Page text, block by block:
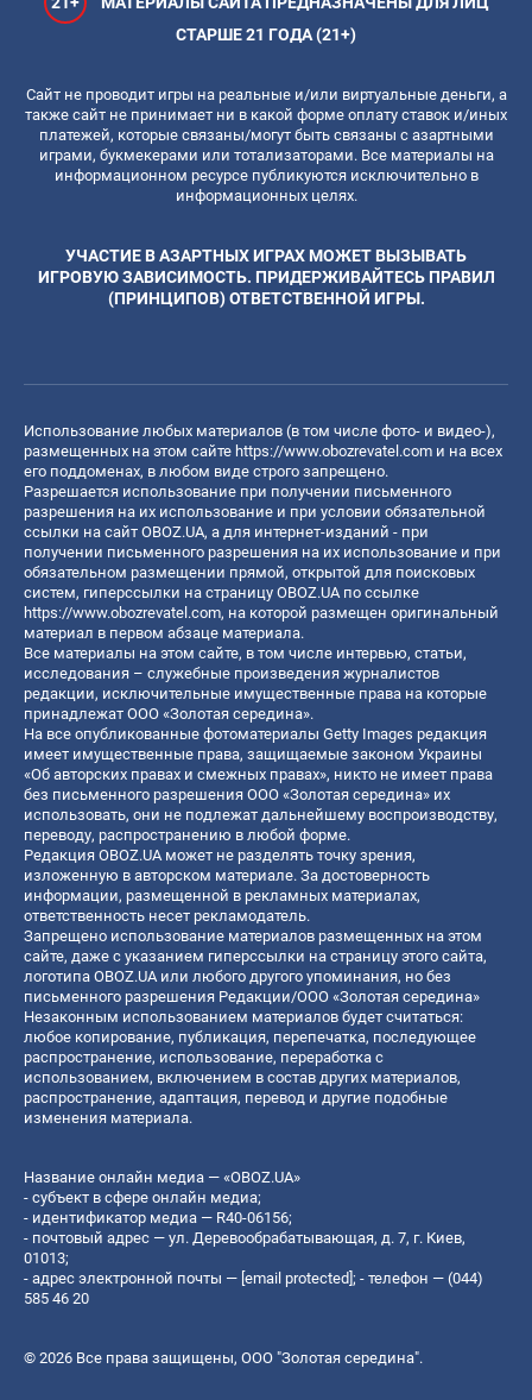
СТАРШЕ 21 ГОДА (21+)
Сайт не проводит игры на реальные и/или виртуальные деньги, а
также сайт не принимает ни в какой форме оплату ставок и/иных
платежей, которые связаны/могут быть связаны с азартными
играми, букмекерами или тотализаторами. Все материалы на
информационном ресурсе публикуются исключительно в
информационных целях.
УЧАСТИЕ В АЗАРТНЫХ ИГРАХ МОЖЕТ ВЫЗЫВАТЬ
ИГРОВУЮ ЗАВИСИМОСТЬ. ПРИДЕРЖИВАЙТЕСЬ ПРАВИЛ
(ПРИНЦИПОВ) ОТВЕТСТВЕННОЙ ИГРЫ.
Использование любых материалов (в том числе фото- и видео-),
размещенных на этом сайте https://www.obozrevatel.com и на всех
его поддоменах, в любом виде строго запрещено.
Разрешается использование при получении письменного
разрешения на их использование и при условии обязательной
ссылки на сайт OBOZ.UA, а для интернет-изданий - при
получении письменного разрешения на их использование и при
обязательном размещении прямой, открытой для поисковых
систем, гиперссылки на страницу OBOZ.UA по ссылке
https://www.obozrevatel.com, на которой размещен оригинальный
материал в первом абзаце материала.
Все материалы на этом сайте, в том числе интервью, статьи,
исследования – служебные произведения журналистов
редакции, исключительные имущественные права на которые
принадлежат ООО «Золотая середина».
На все опубликованные фотоматериалы Getty Images редакция
имеет имущественные права, защищаемые законом Украины
«Об авторских правах и смежных правах», никто не имеет права
без письменного разрешения ООО «Золотая середина» их
использовать, они не подлежат дальнейшему воспроизводству,
переводу, распространению в любой форме.
Редакция OBOZ.UA может не разделять точку зрения,
изложенную в авторском материале. За достоверность
информации, размещенной в рекламных материалах,
ответственность несет рекламодатель.
Запрещено использование материалов размещенных на этом
сайте, даже с указанием гиперссылки на страницу этого сайта,
логотипа OBOZ.UA или любого другого упоминания, но без
письменного разрешения Редакции/ООО «Золотая середина»
Незаконным использованием материалов будет считаться:
любое копирование, публикация, перепечатка, последующее
распространение, использование, переработка с
использованием, включением в состав других материалов,
распространение, адаптация, перевод и другие подобные
изменения материала.
Название онлайн медиа — «OBOZ.UA»
- субъект в сфере онлайн медиа;
- идентификатор медиа — R40-06156;
- почтовый адрес — ул. Деревообрабатывающая, д. 7, г. Киев,
01013;
- адрес электронной почты — [email protected]; - телефон — (044)
585 46 20
© 2026 Все права защищены, ООО "Золотая середина".